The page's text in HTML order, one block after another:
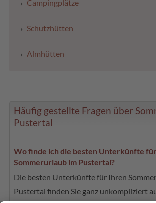
Campingplätze
Schutzhütten
Almhütten
Häufig gestellte Fragen über
Pustertal
Wo finde ich die besten Unterkünfte
Sommerurlaub im Pustertal?
Die besten Unterkünfte für Ihren
Pustertal finden Sie ganz unkompliziert